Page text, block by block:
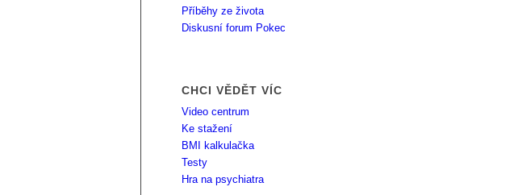
Příběhy ze života
Diskusní forum Pokec
CHCI VĚDĚT VÍC
Video centrum
Ke stažení
BMI kalkulačka
Testy
Hra na psychiatra